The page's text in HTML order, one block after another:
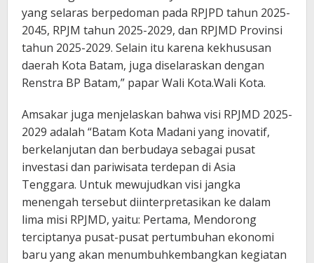
yang selaras berpedoman pada RPJPD tahun 2025-
2045, RPJM tahun 2025-2029, dan RPJMD Provinsi
tahun 2025-2029. Selain itu karena kekhususan
daerah Kota Batam, juga diselaraskan dengan
Renstra BP Batam,” papar Wali Kota.Wali Kota.
Amsakar juga menjelaskan bahwa visi RPJMD 2025-
2029 adalah “Batam Kota Madani yang inovatif,
berkelanjutan dan berbudaya sebagai pusat
investasi dan pariwisata terdepan di Asia
Tenggara. Untuk mewujudkan visi jangka
menengah tersebut diinterpretasikan ke dalam
lima misi RPJMD, yaitu: Pertama, Mendorong
terciptanya pusat-pusat pertumbuhan ekonomi
baru yang akan menumbuhkembangkan kegiatan